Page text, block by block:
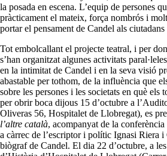
la posada en escena. L’equip de persones
pràcticament el mateix, força nombrós i
portar el pensament de Candel als ciutadans
Tot embolcallant el projecte teatral, i per
s’han organitzat algunes activitats
en la intimitat de Candel i en la seva visió
abastable per tothom, de la influència que
sobre les persones i les societats en què
per obrir boca dijous 15 d’octubre a
Oliveras 56, Hospitalet de Llobregat), es
l’altre català, acompanyat de la conferència
a càrrec de l’escriptor i polític Ignasi Riera
biògraf de Candel. El dia 22 d’octubre, a